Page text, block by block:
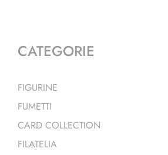
CATEGORIE
FIGURINE
FUMETTI
CARD COLLECTION
FILATELIA